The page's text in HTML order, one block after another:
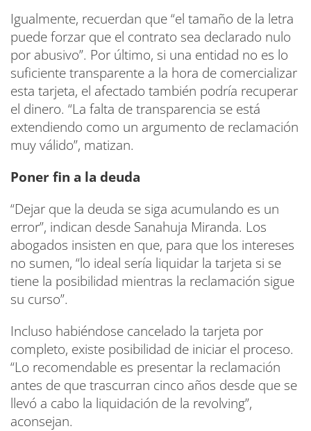
Igualmente, recuerdan que “el tamaño de la letra
puede forzar que el contrato sea declarado nulo
por abusivo”. Por último, si una entidad no es lo
suficiente transparente a la hora de comercializar
esta tarjeta, el afectado también podría recuperar
el dinero. “La falta de transparencia se está
extendiendo como un argumento de reclamación
muy válido”, matizan.
Poner fin a la deuda
“Dejar que la deuda se siga acumulando es un
error”, indican desde Sanahuja Miranda. Los
abogados insisten en que, para que los intereses
no sumen, “lo ideal sería liquidar la tarjeta si se
tiene la posibilidad mientras la reclamación sigue
su curso”.
Incluso habiéndose cancelado la tarjeta por
completo, existe posibilidad de iniciar el proceso.
“Lo recomendable es presentar la reclamación
antes de que trascurran cinco años desde que se
llevó a cabo la liquidación de la revolving”,
aconsejan.